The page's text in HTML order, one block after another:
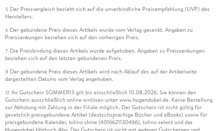
5 Der Preisvergleich bezieht sich auf die unverbindliche Preisempfehlung (UVP) des
Herstellers.
6 Der gebundene Preis dieses Artikels wurde vom Verlag gesenkt. Angaben zu
Preissenkungen beziehen sich auf den vorherigen Preis.
7 Die Preisbindung dieses Artikels wurde aufgehoben. Angaben zu Preissenkungen
beziehen sich auf den letzten gebundenen Preis.
8 Der gebundene Preis dieses Artikels wird nach Ablauf des auf der Artikelseite
dargestellten Datums vom Verlag angehoben.
12 Ihr Gutschein SOMMER13 gilt bis einschließlich 10.08.2026. Sie können den
Gutschein ausschließlich online einlösen unter www.hugendubel.de. Keine Bestellung
zur Abholung mit Zahlung in der Filiale möglich. Der Gutschein ist nicht gültig für
gesetzlich preisgebundene Artikel (deutschsprachige Bücher und eBooks) sowie für
preisgebundene Kalender, tolino shine (4016621130466), tolino select und das
Hugendubel Hörbuch Abo. Der Gutschein ist nicht mit anderen Gutscheinen und